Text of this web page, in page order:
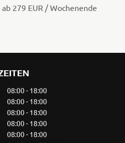
ab 279 EUR / Wochenende
08:00 - 18:00
08:00 - 18:00
08:00 - 18:00
08:00 - 18:00
08:00 - 18:00